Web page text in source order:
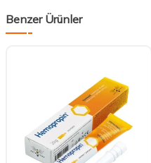
Benzer Ürünler